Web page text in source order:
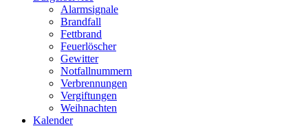
Alarmsignale
Brandfall
Fettbrand
Feuerlöscher
Gewitter
Notfallnummern
Verbrennungen
Vergiftungen
Weihnachten
Kalender